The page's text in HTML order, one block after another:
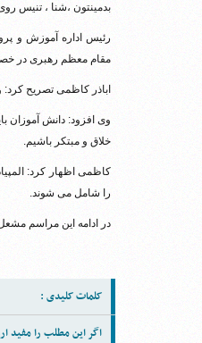
بدمینتون ،شنا ، تنیس
رئیس اداره آموزش و
مقام معظم رهبری در خصوص تحصیل ، تهذیب و
اباذر کاظمی تصریح
وی افزود: دانش آموزان
خلاق و مبتکر باشیم.
را شامل می شوند.
در ادامه این مراسم
کلمات کلیدی :
اگر این مطلب را مفید